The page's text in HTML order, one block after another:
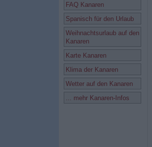
FAQ Kanaren
Spanisch für den Urlaub
Weihnachtsurlaub auf den
Kanaren
Karte Kanaren
Klima der Kanaren
Wetter auf den Kanaren
... mehr Kanaren-Infos